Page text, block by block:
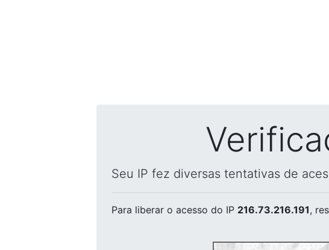
Seu IP fez diversas tentativas de
Para liberar o acesso do IP 216.73.216.191,